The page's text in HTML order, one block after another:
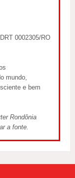
0002305/RO
mundo,
e bem
Rondônia
a fonte.